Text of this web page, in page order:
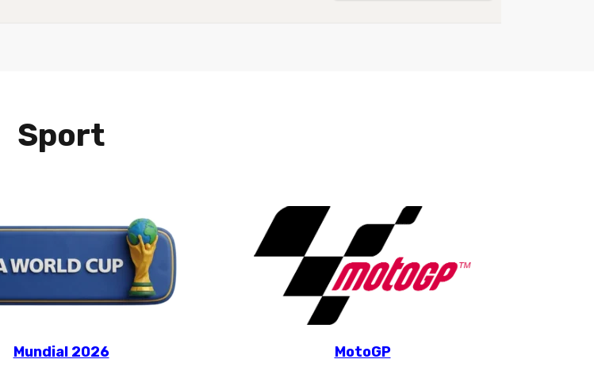
Sport
Mundial 2026 MotoGP